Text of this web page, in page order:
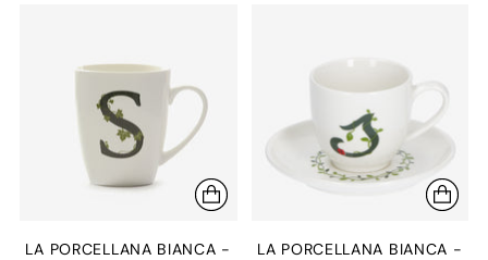
LA PORCELLANA BIANCA -
LA PORCELLANA BIANCA -